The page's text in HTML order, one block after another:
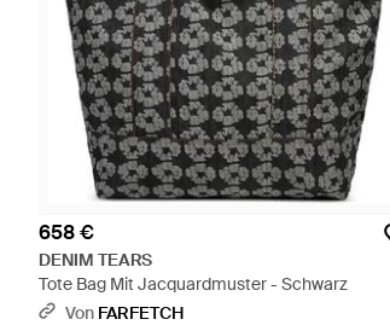
658 €
DENIM TEARS
Tote Bag Mit Jacquardmuster - Schwarz
Von FARFETCH